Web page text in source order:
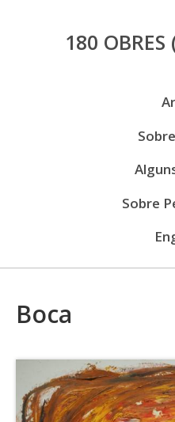
180 OBRES
Sobre
Boca